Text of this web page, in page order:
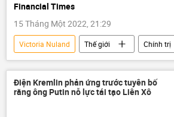
Chính trị
Financial Times
15 Tháng Một 2022, 21:29
Victoria Nuland Thế giới
Chính trị
Hoa Kỳ
Nga
Báo chí thế giới
Ukraina
Điện Kremlin phản ứng trước tuyên bố
rằng ông Putin nỗ lực tái tạo Liên Xô